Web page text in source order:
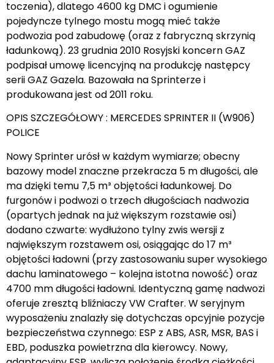
toczenia), dlatego 4600 kg DMC i ogumienie
pojedyncze tylnego mostu mogą mieć także
podwozia pod zabudowę (oraz z fabryczną skrzynią
ładunkową). 23 grudnia 2010 Rosyjski koncern GAZ
podpisał umowę licencyjną na produkcję następcy
serii GAZ Gazela. Bazowała na Sprinterze i
produkowana jest od 2011 roku.
OPIS SZCZEGÓŁOWY : MERCEDES SPRINTER II (W906)
POLICE
Nowy Sprinter urósł w każdym wymiarze; obecny
bazowy model znaczne przekracza 5 m długości, ale
ma dzięki temu 7,5 m³ objętości ładunkowej. Do
furgonów i podwozi o trzech długościach nadwozia
(opartych jednak na już większym rozstawie osi)
dodano czwarte: wydłużono tylny zwis wersji z
największym rozstawem osi, osiągając do 17 m³
objętości ładowni (przy zastosowaniu super wysokiego
dachu laminatowego – kolejna istotna nowość) oraz
4700 mm długości ładowni. Identyczną gamę nadwozi
oferuje zresztą bliźniaczy VW Crafter. W seryjnym
wyposażeniu znalazły się dotychczas opcyjnie pozycje
bezpieczeństwa czynnego: ESP z ABS, ASR, MSR, BAS i
EBD, poduszka powietrzna dla kierowcy. Nowy,